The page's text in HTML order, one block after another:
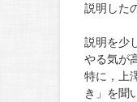
説明した
説明を少
やる気が
特に，上
き」を聞